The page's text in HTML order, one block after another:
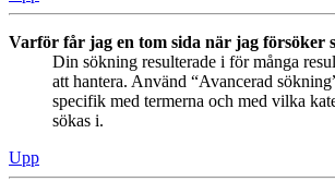
Varför får jag en tom sida när jag försöker
Din sökning resulterade i för många
att hantera. Använd “Avancerad
specifik med termerna och med vilka
sökas i.
Upp